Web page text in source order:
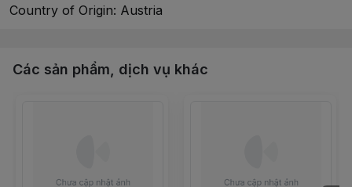
Country of Origin: Austria
Các sản phẩm, dịch vụ khác